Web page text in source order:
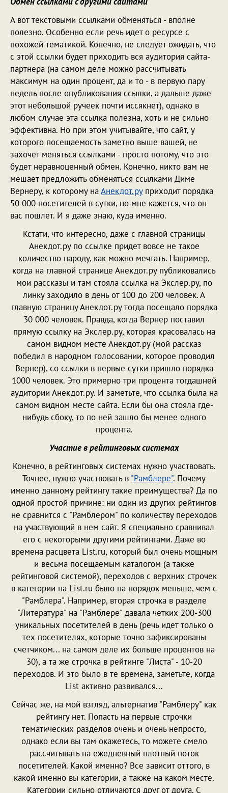
А вот текстовыми ссылками обменяться - вполне
полезно. Особенно если речь идет о ресурсе с
похожей тематикой. Конечно, не следует ожидать, что
с этой ссылки будет приходить вся аудитория сайта-
партнера (на самом деле можно рассчитывать
максимум на один процент, да и то - в первую пару
недель после опубликования ссылки, а дальше даже
этот небольшой ручеек почти иссякнет), однако в
любом случае эта ссылка полезна, хоть и не сильно
эффективна. Но при этом учитывайте, что сайт, у
которого посещаемость заметно выше вашей, не
захочет меняться ссылками - просто потому, что это
будет неравноценный обмен. Конечно, никто вам не
мешает предложить обменяться ссылками Диме
Вернеру, к которому наАнекдот.руприходит порядка
50 000 посетителей в сутки, но мне кажется, что он
вас пошлет. И я даже знаю, куда именно.
Кстати, что интересно, даже с главной страницы
Анекдот.ру по ссылке придет вовсе не такое
количество народу, как можно мечтать. Например,
когда на главной странице Анекдот.ру публиковались
мои рассказы и там стояла ссылка на Экслер.ру, по
линку заходило в день от 100 до 200 человек. А
главную страницу Анекдот.ру тогда посещало порядка
30 000 человек. Правда, когда Вернер поставил
прямую ссылку на Экслер.ру, которая красовалась на
самом видном месте Анекдот.ру (мой рассказ
победил в народном голосовании, которое проводил
Вернер), со ссылки в первые сутки пришло порядка
1000 человек. Это примерно три процента тогдашней
аудитории Анекдот.ру. И заметьте, что ссылка была на
самом видном месте сайта. Если бы она стояла где-
нибудь сбоку, то по ней зашло бы менее одного
процента.
Участие в рейтинговых системах
Конечно, в рейтинговых системах нужно участвовать.
Точнее, нужно участвовать в "Рамблере". Почему
именно данному рейтингу такие преимущества? Да по
одной простой причине: ни один из других рейтингов
не сравнится с "Рамблером" по количеству переходов
на участвующий в нем сайт. Я специально сравнивал
его с некоторыми другими рейтингами. Даже во
времена расцвета List.ru, который был очень мощным
и весьма посещаемым каталогом (а также
рейтинговой системой), переходов с верхних строчек
в категории на List.ru было на порядок меньше, чем с
"Рамблера". Например, вторая строчка в разделе
"Литература" на "Рамблере" давала четких 200-300
уникальных посетителей в день (речь идет только о
тех посетителях, которые точно зафиксированы
счетчиком... на самом деле их больше процентов на
30), а та же строчка в рейтинге "Листа" - 10-20
переходов. И это было в те времена, заметьте, когда
List активно развивался...
Сейчас же, на мой взгляд, альтернатив "Рамблеру" как
рейтингу нет. Попасть на первые строчки
тематических разделов очень и очень непросто,
однако если вы там окажетесь, то можете смело
рассчитывать на ежедневный плотный поток
посетителей. Какой именно? Все зависит оттого, в
какой именно вы категории, а также на каком месте.
Категории сильно отличаются друг от друга. С